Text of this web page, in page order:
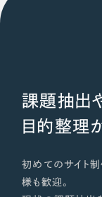
課題抽出
目的整理
初めてのサイト
様も歓迎。